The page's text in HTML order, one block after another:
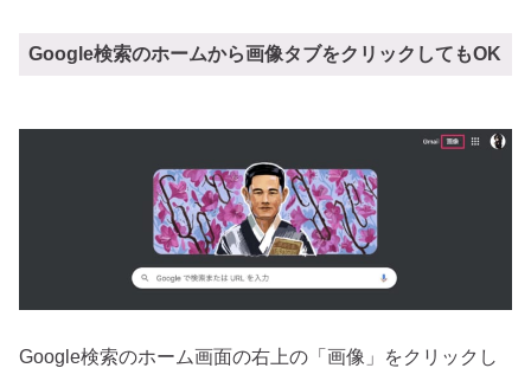
Google検索のホームから画像タブをクリックしてもOK
Google検索のホーム画面の右上の「画像」をクリックし